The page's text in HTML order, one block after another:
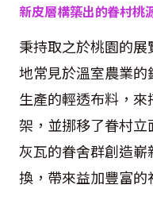
新皮層構築出的眷村桃
秉持取之於桃園的
地常見於溫室農業
生產的輕透布料，
架，並挪移了眷村
灰瓦的眷舍群創造
換，帶來益加豐富的